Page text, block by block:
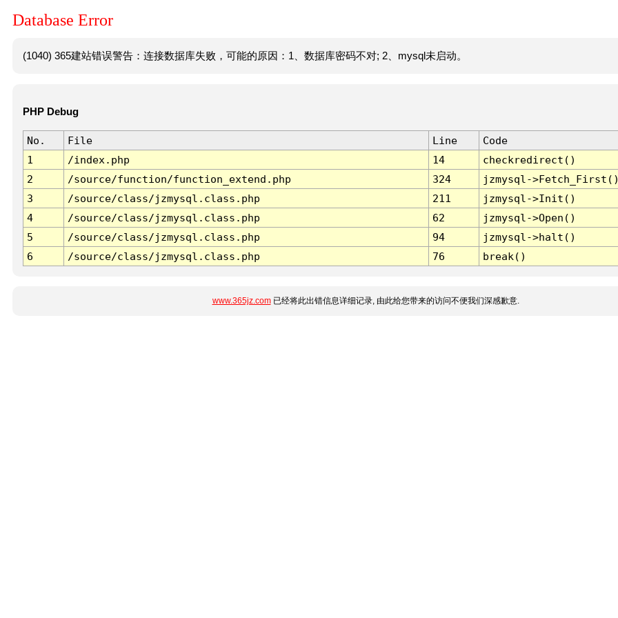
Database Error
(1040) 365建站错误警告：连接数据库失败，可能的原因：1、数据库密码不对; 2、mysql未启动。
PHP Debug
No. File Line
Code
1
/index.php 14
checkredirect()
2
/source/function/function_extend.php 324
jzmysql-
3
/source/class/jzmysql.class.php 211
jzmysql->Init()
4
/source/class/jzmysql.class.php 62
jzmysql->Open()
5
/source/class/jzmysql.class.php 94
jzmysql->halt()
6
/source/class/jzmysql.class.php 76 break()
www.365jz.com已经将此出错信息详细记录, 由此给您带来的访问不便我们深感歉意.